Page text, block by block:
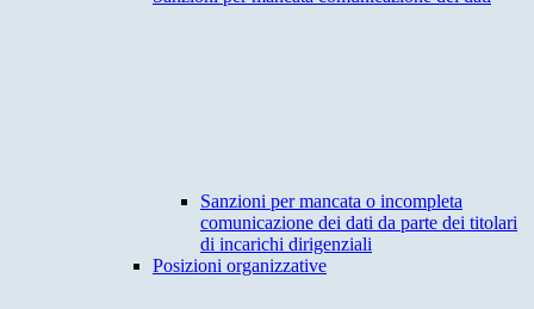
Sanzioni per mancata o incompleta
comunicazione dei dati da parte dei titolari
di incarichi dirigenziali
Posizioni organizzative